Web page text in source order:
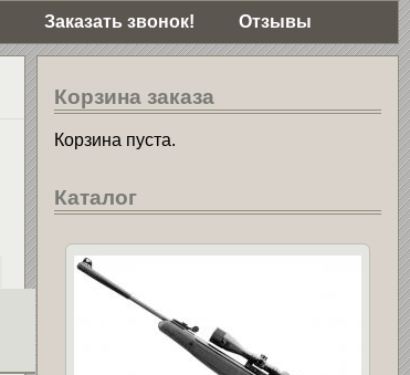
Заказать звонок! Отзывы
Корзина заказа
Корзина пуста.
Каталог